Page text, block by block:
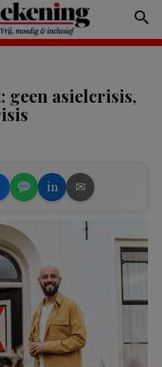
asielcrisis,
in ✉